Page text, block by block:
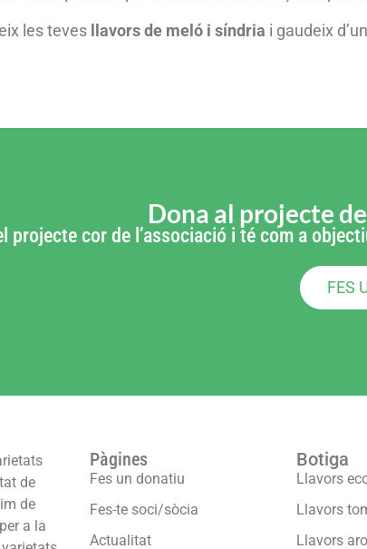
les teves llavors de meló i síndria i gaudeix
Dona al projecte
projecte cor de l’associació i té com a
FES
de
de
a la
Pàgines
Fes un donatiu
Fes-te soci/sòcia
Actualitat
Botiga
Llavors
Llavors
Llavors